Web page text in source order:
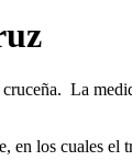
La
en los cuales el